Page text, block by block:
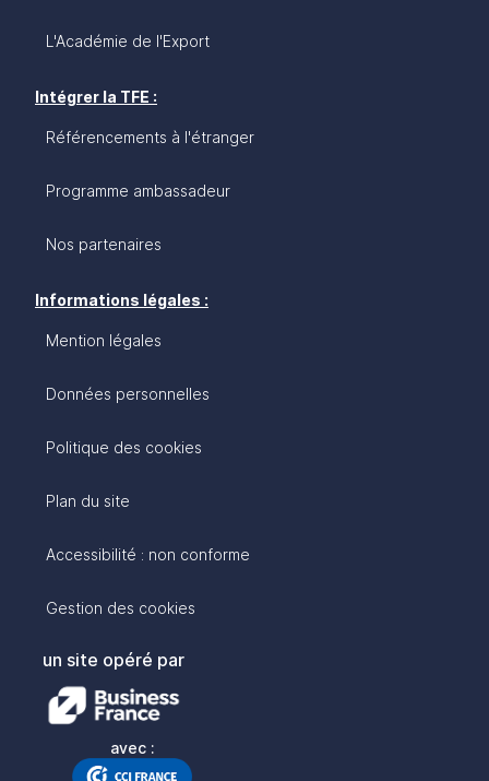
L'Académie de l'Export
Intégrer la TFE :
Référencements à l'étranger
Programme ambassadeur
Nos partenaires
Informations légales :
Mention légales
Données personnelles
Politique des cookies
Plan du site
Accessibilité : non conforme
Gestion des cookies
un site opéré par
avec :